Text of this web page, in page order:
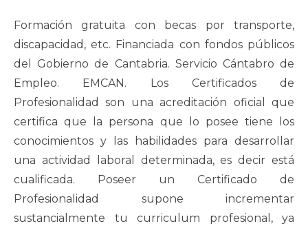
Formación gratuita con becas por transporte,
discapacidad, etc. Financiada con fondos públicos
del Gobierno de Cantabria. Servicio Cántabro de
Empleo. EMCAN. Los Certificados de
Profesionalidad son una acreditación oficial que
certifica que la persona que lo posee tiene los
conocimientos y las habilidades para desarrollar
una actividad laboral determinada, es decir está
cualificada. Poseer un Certificado de
Profesionalidad supone incrementar
sustancialmente tu curriculum profesional, ya